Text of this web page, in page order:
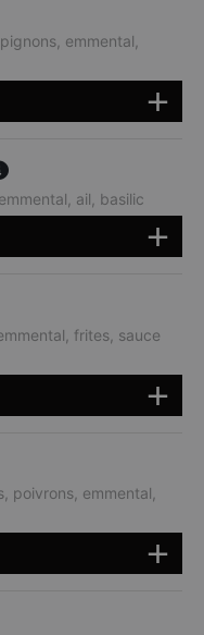
emmental,
ail, basilic
frites, sauce
poivrons, emmental,